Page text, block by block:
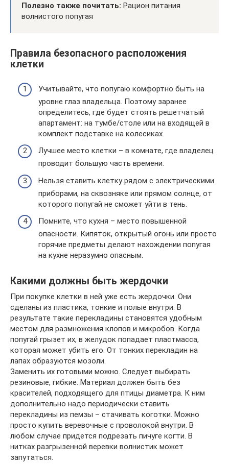
Полезно также почитать: Рацион питания
волнистого попугая
Правила безопасного расположения
клетки
Учитывайте, что попугаю комфортно быть на
уровне глаз владельца. Поэтому заранее
определитесь, где будет стоять решетчатый
апартамент: на тумбе/столе или на входящей в
комплект подставке на колесиках.
Лучшее место клетки – в комнате, где владелец
проводит большую часть времени.
Нельзя ставить клетку рядом с электрическими
приборами, на сквозняке или прямом солнце, от
которого попугай не сможет уйти в тень.
Помните, что кухня – место повышенной
опасности. Кипяток, открытый огонь или просто
горячие предметы делают нахождении попугая
на кухне неразумно опасным.
Какими должны быть жердочки
При покупке клетки в ней уже есть жердочки. Они
сделаны из пластика, тонкие и полые внутри. В
результате такие перекладины становятся удобным
местом для размножения клопов и микробов. Когда
попугай грызет их, в желудок попадает пластмасса,
которая может убить его. От тонких перекладин на
лапах образуются мозоли.
Заменить их готовыми можно. Следует выбирать
резиновые, гибкие. Материал должен быть без
красителей, подходящего для птицы диаметра. К ним
дополнительно надо периодически ставить
перекладины из пемзы – стачивать коготки. Можно
просто купить веревочные с проволокой внутри. В
любом случае придется подрезать пичуге когти. В
нитках разгрызенной веревки волнистик может
запутаться.